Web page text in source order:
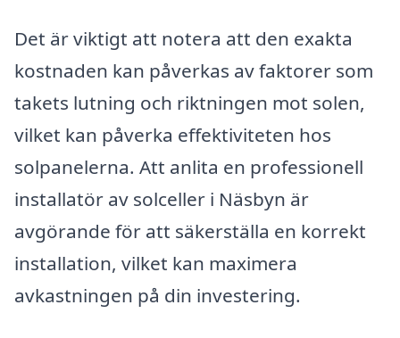
Det är viktigt att notera att den exakta
kostnaden kan påverkas av faktorer som
takets lutning och riktningen mot solen,
vilket kan påverka effektiviteten hos
solpanelerna. Att anlita en professionell
installatör av solceller i Näsbyn är
avgörande för att säkerställa en korrekt
installation, vilket kan maximera
avkastningen på din investering.